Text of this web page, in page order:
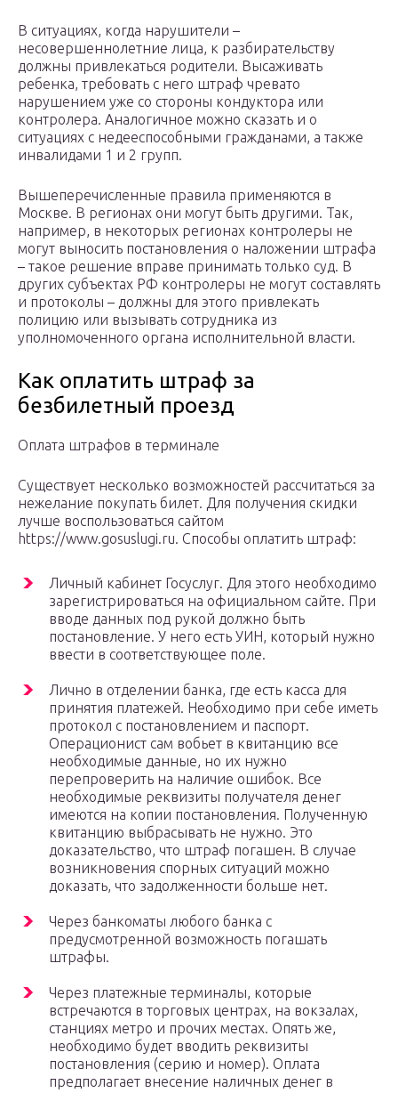
В ситуациях, когда нарушители –
несовершеннолетние лица, к разбирательству
должны привлекаться родители. Высаживать
ребенка, требовать с него штраф чревато
нарушением уже со стороны кондуктора или
контролера. Аналогичное можно сказать и о
ситуациях с недееспособными гражданами, а также
инвалидами 1 и 2 групп.
Вышеперечисленные правила применяются в
Москве. В регионах они могут быть другими. Так,
например, в некоторых регионах контролеры не
могут выносить постановления о наложении штрафа
– такое решение вправе принимать только суд. В
других субъектах РФ контролеры не могут составлять
и протоколы – должны для этого привлекать
полицию или вызывать сотрудника из
уполномоченного органа исполнительной власти.
Как оплатить штраф за
безбилетный проезд
Оплата штрафов в терминале
Существует несколько возможностей рассчитаться за
нежелание покупать билет. Для получения скидки
лучше воспользоваться сайтом
https://www.gosuslugi.ru. Способы оплатить штраф:
Личный кабинет Госуслуг. Для этого необходимо
зарегистрироваться на официальном сайте. При
вводе данных под рукой должно быть
постановление. У него есть УИН, который нужно
ввести в соответствующее поле.
Лично в отделении банка, где есть касса для
принятия платежей. Необходимо при себе иметь
протокол с постановлением и паспорт.
Операционист сам вобьет в квитанцию все
необходимые данные, но их нужно
перепроверить на наличие ошибок. Все
необходимые реквизиты получателя денег
имеются на копии постановления. Полученную
квитанцию выбрасывать не нужно. Это
доказательство, что штраф погашен. В случае
возникновения спорных ситуаций можно
доказать, что задолженности больше нет.
Через банкоматы любого банка с
предусмотренной возможность погашать
штрафы.
Через платежные терминалы, которые
встречаются в торговых центрах, на вокзалах,
станциях метро и прочих местах. Опять же,
необходимо будет вводить реквизиты
постановления (серию и номер). Оплата
предполагает внесение наличных денег в